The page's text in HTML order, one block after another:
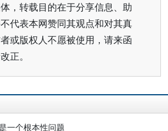
，转载目的在于分享信息、助
代表本网赞同其观点和对其真
或版权人不愿被使用，请来函
正。
一个根本性问题